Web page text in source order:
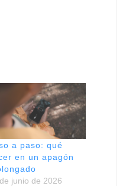
a paso: qué
en un apagón
junio de 2026